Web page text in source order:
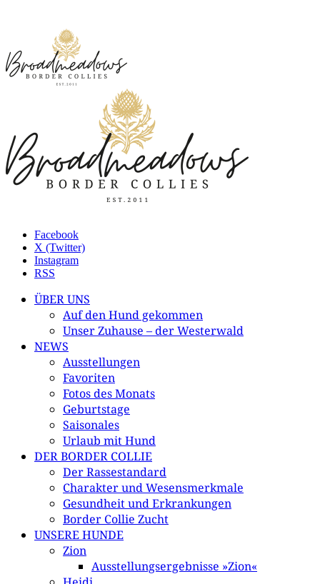
Facebook
X (Twitter)
Instagram
RSS
ÜBER UNS
Auf den Hund gekommen
Unser Zuhause – der Westerwald
NEWS
Ausstellungen
Favoriten
Fotos des Monats
Geburtstage
Saisonales
Urlaub mit Hund
DER BORDER COLLIE
Der Rassestandard
Charakter und Wesensmerkmale
Gesundheit und Erkrankungen
Border Collie Zucht
UNSERE HUNDE
Zion
Ausstellungsergebnisse »Zion«